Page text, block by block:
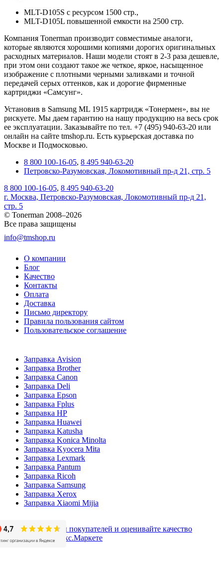
MLT-D105S с ресурсом 1500 стр.,
MLT-D105L повышенной емкости на 2500 стр.
Компания Tonerman производит совместимые аналоги,
которые являются хорошими копиями дорогих оригинальных
расходных материалов. Наши модели стоят в 2-3 раза дешевле,
при этом они создают такое же четкое, яркое, насыщенное
изображение с плотными черными заливками и точной
передачей серых оттенков, как и дорогие фирменные
картриджи «Самсунг».
Установив в Samsung ML 1915 картридж «Тонермен», вы не
рискуете. Мы даем гарантию на нашу продукцию на весь срок
ее эксплуатации. Заказывайте по тел. +7 (495) 940-63-20 или
онлайн на сайте tmshop.ru. Есть курьерская доставка по
Москве и Подмосковью.
8 800 100-16-05, 8 495 940-63-20
Петровско-Разумовская, Локомотивный пр-д 21, стр. 5
8 800 100-16-05, 8 495 940-63-20
г. Москва, Петровско-Разумовская, Локомотивный пр-д 21,
стр. 5
© Tonerman 2008–2026
Все права защищены
info@tmshop.ru
О компании
Блог
Качество
Контакты
Оплата
Доставка
Письмо директору
Правила пользования сайтом
Пользовательское соглашение
Заправка Avision
Заправка Brother
Заправка Canon
Заправка Deli
Заправка Epson
Заправка Fplus
Заправка HP
Заправка Huawei
Заправка Katusha
Заправка Konica Minolta
Заправка Kyocera Mita
Заправка Lexmark
Заправка Pantum
Заправка Ricoh
Заправка Samsung
Заправка Xerox
Заправка Xiaomi Mijia